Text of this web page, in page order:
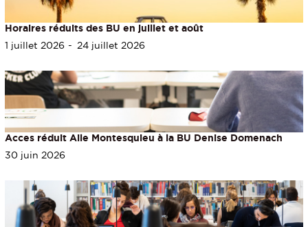
Horaires réduits des BU en juillet et août
1 juillet 2026
24 juillet 2026
Acces réduit Aile Montesquieu à la BU Denise Domenach
30 juin 2026